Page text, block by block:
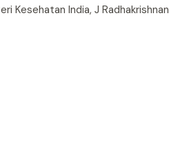
Kesehatan India, J Radhakrishnan